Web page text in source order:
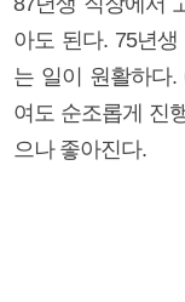
아도 된다. 75년
는 일이 원활하다
여도 순조롭게 진
으나 좋아진다.